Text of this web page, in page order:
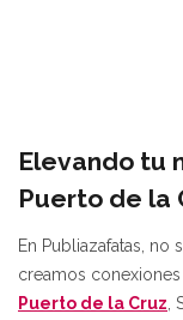
Elevando tu
Puerto de la
En Publiazafatas,
creamos
Puerto de la Cruz